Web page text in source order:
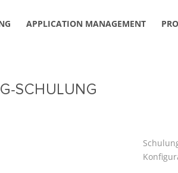
APPLICATION MANAGEMENT
SCHULUNG